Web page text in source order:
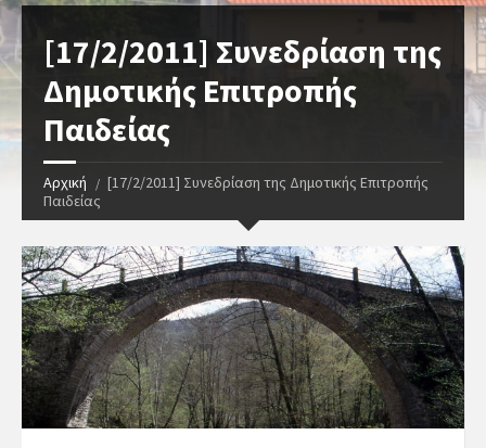
[17/2/2011] Συνεδρίαση της
Δημοτικής Επιτροπής
Παιδείας
Αρχική
[17/2/2011] Συνεδρίαση της Δημοτικής Επιτροπής
Παιδείας